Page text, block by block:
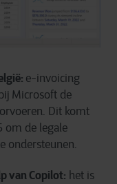
e-invoicing
Microsoft de
Dit komt
om de legale
ondersteunen.
van Copilot: het is